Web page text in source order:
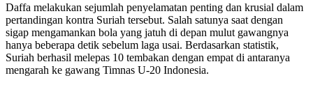
Daffa melakukan sejumlah penyelamatan penting dan krusial dalam
pertandingan kontra Suriah tersebut. Salah satunya saat dengan
sigap mengamankan bola yang jatuh di depan mulut gawangnya
hanya beberapa detik sebelum laga usai. Berdasarkan statistik,
Suriah berhasil melepas 10 tembakan dengan empat di antaranya
mengarah ke gawang Timnas U-20 Indonesia.